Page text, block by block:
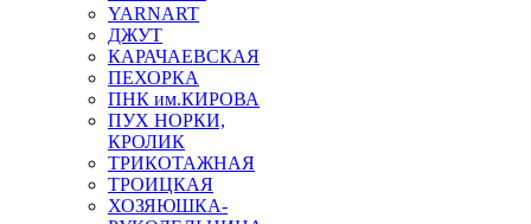
YARNART
ДЖУТ
КАРАЧАЕВСКАЯ
ПЕХОРКА
ПНК им.КИРОВА
ПУХ НОРКИ,
КРОЛИК
ТРИКОТАЖНАЯ
ТРОИЦКАЯ
ХОЗЯЮШКА-